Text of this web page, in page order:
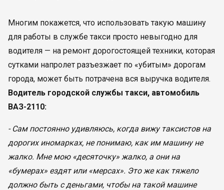
Многим покажется, что использовать такую машину
для работы в службе такси просто невыгодно для
водителя — на ремонт дорогостоящей техники, которая
сутками напролет разъезжает по «убитым» дорогам
города, может быть потрачена вся выручка водителя.
Водитель городской службы такси, автомобиль
ВАЗ-2110:
- Сам постоянно удивляюсь, когда вижу таксистов на
дорогих иномарках, не понимаю, как им машину не
жалко. Мне мою «десяточку» жалко, а они на
«бумерах» ездят или «мерсах». Это же как тяжело
должно быть с деньгами, чтобы на такой машине